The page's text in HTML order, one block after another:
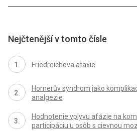
Nejčtenější v tomto čísle
Friedreichova ataxie
Hornerův syndrom jako
analgezie
Hodnotenie vplyvu afázie na
participáciu u osôb s cievnou